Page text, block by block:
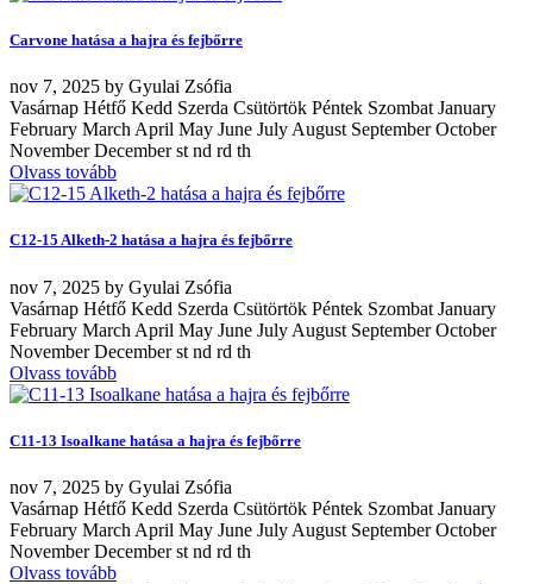
Carvone hatása a hajra és fejbőrre
nov 7, 2025 by Gyulai Zsófia
Vasárnap Hétfő Kedd Szerda Csütörtök Péntek Szombat January
February March April May June July August September October
November December st nd rd th
Olvass tovább
C12-15 Alketh-2 hatása a hajra és fejbőrre
nov 7, 2025 by Gyulai Zsófia
Vasárnap Hétfő Kedd Szerda Csütörtök Péntek Szombat January
February March April May June July August September October
November December st nd rd th
Olvass tovább
C11-13 Isoalkane hatása a hajra és fejbőrre
nov 7, 2025 by Gyulai Zsófia
Vasárnap Hétfő Kedd Szerda Csütörtök Péntek Szombat January
February March April May June July August September October
November December st nd rd th
Olvass tovább